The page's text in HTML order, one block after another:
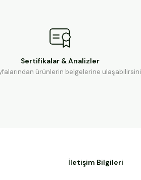
Sertifikalar & Analizler
ürünlerin belgelerine
İletişim Bilgileri